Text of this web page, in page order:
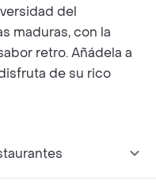
del
maduras, con la
retro. Añádela a
de su rico